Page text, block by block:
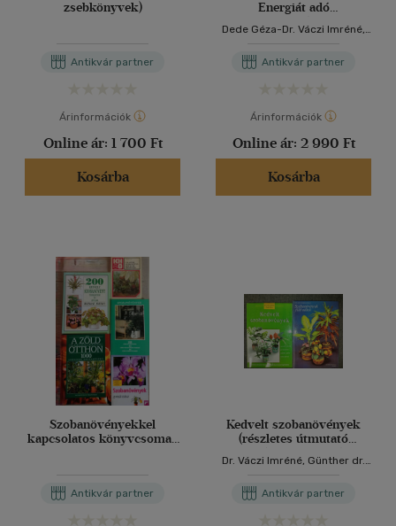
zsebkönyvek)
Antikvár partner
Árinformációk
Online ár: 1 700 Ft
Kosárba
Energiát adó
Dede Géza-Dr. Váczi Imréné,
Antikvár partner
Árinformációk
Online ár: 2 990 Ft
Kosárba
Szobanövényekkel
kapcsolatos könyvcsomag
Antikvár partner
Kedvelt szobanövények
(részletes útmutató
dísznövények ápolásához)
nélkül (2mű)
Dr. Váczi Imréné, Günther dr.
Antikvár partner